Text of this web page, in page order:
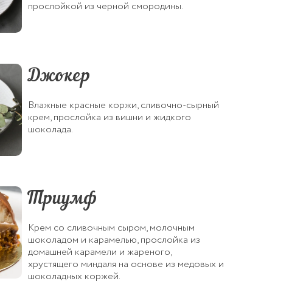
прослойкой из черной смородины.
Джокер
Влажные красные коржи, сливочно-сырный
крем, прослойка из вишни и жидкого
шоколада.
Триумф
Крем со сливочным сыром, молочным
шоколадом и карамелью, прослойка из
домашней карамели и жареного,
хрустящего миндаля на основе из медовых и
шоколадных коржей.